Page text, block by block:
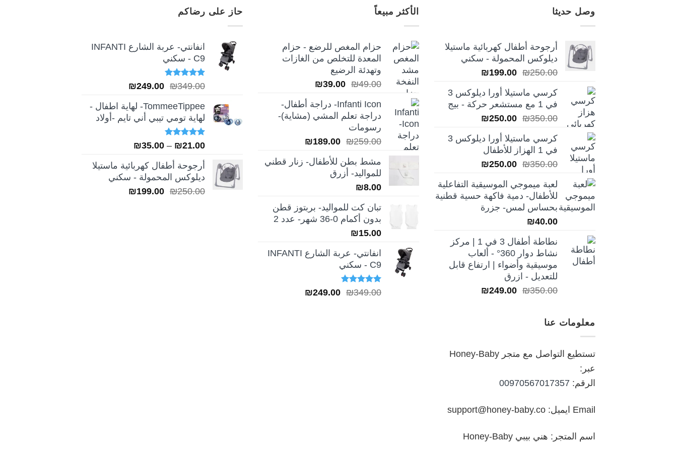
وصل حديثا
أرجوحة أطفال كهربائية ماستيلا
ديلوكس المحمولة - سكني
₪250.00
السعر
هو:
₪250.00.
₪199.00
السعر
هو:
₪199.00.
كرسي ماستيلا أورا ديلوكس 3
في 1 مع مستشعر حركة - بيج
₪350.00
السعر
هو:
₪350.00.
₪250.00
السعر
هو:
كرسي ماستيلا أورا ديلوكس 3
في 1 الهزاز للأطفال
₪350.00
السعر
هو:
₪350.00.
₪250.00
السعر
هو:
₪250.00.
لعبة ميموجي الموسيقية التفاعلية
للأطفال- دمية فاكهة حسية قطنية
بحساس لمس- جزرة
₪40.00
نطاطة أطفال 3 في 1 | مركز
نشاط دوار 360° - ألعاب
موسيقية وأضواء | ارتفاع قابل
للتعديل - ازرق
₪350.00
السعر ₪249.00
السعر
الأكثر مبيعاً
حزام المغص للرضع - حزام
المعدة للتخلص من الغازات
وتهدئة الرضيع
₪49.00
السعر
هو:
₪49.00.
₪39.00
السعر
هو:
₪39.00.
Infanti Icon- دراجة أطفال-
دراجة تعلم المشي (مشاية)-
رسومات
₪259.00
السعر
هو:
₪259.00.
₪189.00
السعر
هو:
مشط بطن للأطفال- زنار قطني
للمواليد- أزرق
₪8.00
تبان كت للمواليد- بربتوز قطن
بدون أكمام 0-36 شهر- عدد 2
₪15.00
انفانتي- عربة الشارع INFANTI
C9 - سكني
تم التقييم
₪349.00
السعر ₪249.00
السعر
حاز على رضاكم
انفانتي- عربة الشارع INFANTI
C9 - سكني
تم التقييم
₪349.00
السعر
هو:
₪349.00.
₪249.00
السعر
هو:
₪249.00.
TommeeTippee- لهاية اطفال -
لهاية تومي تيبي أني تايم -أولاد
تم التقييم
₪21.00
–
₪35.00
من
خلال
أرجوحة أطفال كهربائية ماستيلا
ديلوكس المحمولة - سكني
₪250.00
السعر ₪199.00
السعر
معلومات عنا
تستطيع التواصل مع متجر Honey-Baby
عبر:
الرقم: 00970567017357
Email ايميل: support@honey-baby.co
اسم المتجر: هني بيبي Honey-Baby